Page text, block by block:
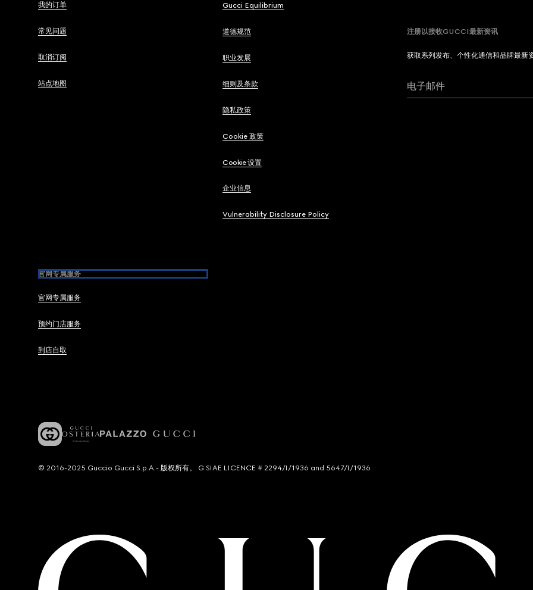
我的订单
常见问题
取消订阅
站点地图
Gucci Equilibrium
道德规范
职业发展
细则及条款
隐私政策
Cookie 政策
Cookie 设置
企业信息
Vulnerability Disclosure Policy
官网专属服务
官网专属服务
预约门店服务
到店自取
注册以接收GUCCI最新资讯
获取系列发布、个性化通信和品牌最新
电子邮件
© 2016-2025 Guccio Gucci S.p.A.- 版权所有。 G SIAE LICENCE # 2294/I/1936 and 5647/I/1936